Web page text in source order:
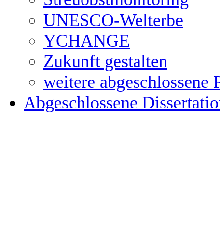
UNESCO-Welterbe
YCHANGE
Zukunft gestalten
weitere abgeschlossene
Abgeschlossene